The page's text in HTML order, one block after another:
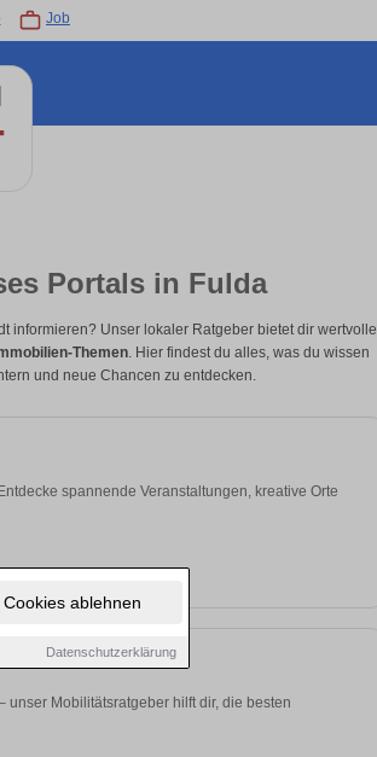
Cookies ablehnen
Datenschutzerklärung
Job
Portals in Fulda
informieren? Unser lokaler Ratgeber bietet dir wertvolle
Themen. Hier findest du alles, was du wissen
und neue Chancen zu entdecken.
spannende Veranstaltungen, kreative Orte
unser Mobilitätsratgeber hilft dir, die besten